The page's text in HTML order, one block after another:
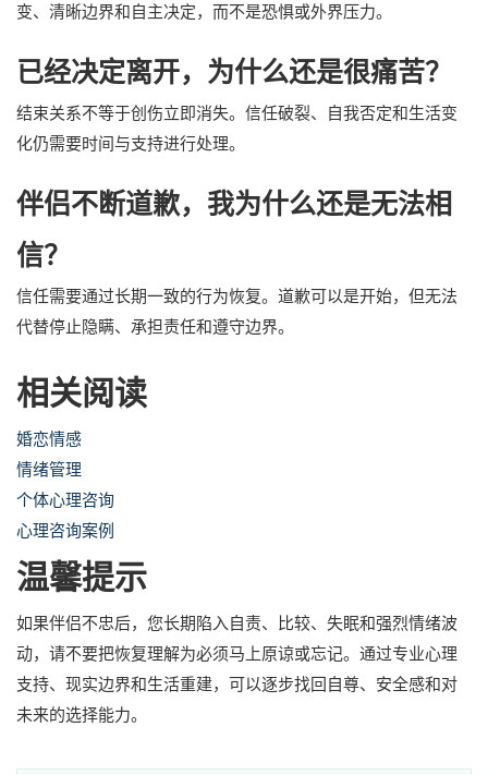
变、清晰边界和自主决定，而不是恐惧或外界压力。
已经决定离开，为什么还是很痛苦？
结束关系不等于创伤立即消失。信任破裂、自我否定和生活变
化仍需要时间与支持进行处理。
伴侣不断道歉，我为什么还是无法相
信？
信任需要通过长期一致的行为恢复。道歉可以是开始，但无法
代替停止隐瞒、承担责任和遵守边界。
相关阅读
婚恋情感
情绪管理
个体心理咨询
心理咨询案例
温馨提示
如果伴侣不忠后，您长期陷入自责、比较、失眠和强烈情绪波
动，请不要把恢复理解为必须马上原谅或忘记。通过专业心理
支持、现实边界和生活重建，可以逐步找回自尊、安全感和对
未来的选择能力。